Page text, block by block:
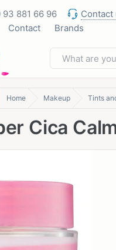
93 881 66 96 Contact
Contact Brands
Home Makeup Tints
Cica